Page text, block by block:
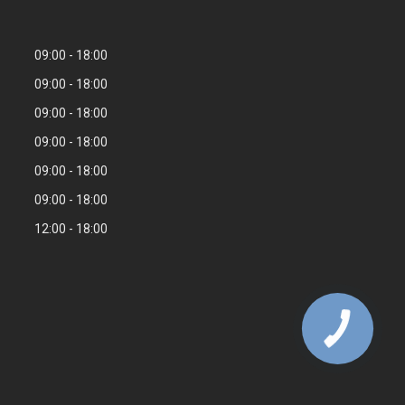
09:00
18:00
09:00
18:00
09:00
18:00
09:00
18:00
09:00
18:00
09:00
18:00
12:00
18:00